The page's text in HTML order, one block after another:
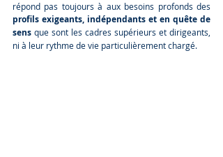
profils exigeants, indépendants et en quête de
sens que sont les cadres supérieurs et dirigeants,
ni à leur rythme de vie particulièrement chargé.